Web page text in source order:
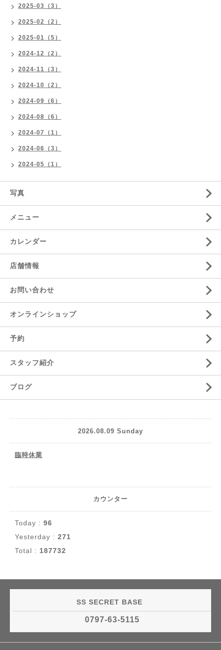
2025-03（3）
2025-02（2）
2025-01（5）
2024-12（2）
2024-11（3）
2024-10（2）
2024-09（6）
2024-08（6）
2024-07（1）
2024-06（3）
2024-05（1）
写真
メニュー
カレンダー
店舗情報
お問い合わせ
オンラインショップ
予約
スタッフ紹介
ブログ
2026.08.09 Sunday
臨時休業
カウンター
Today : 96
Yesterday : 271
Total : 187732
SS SECRET BASE
0797-63-5115